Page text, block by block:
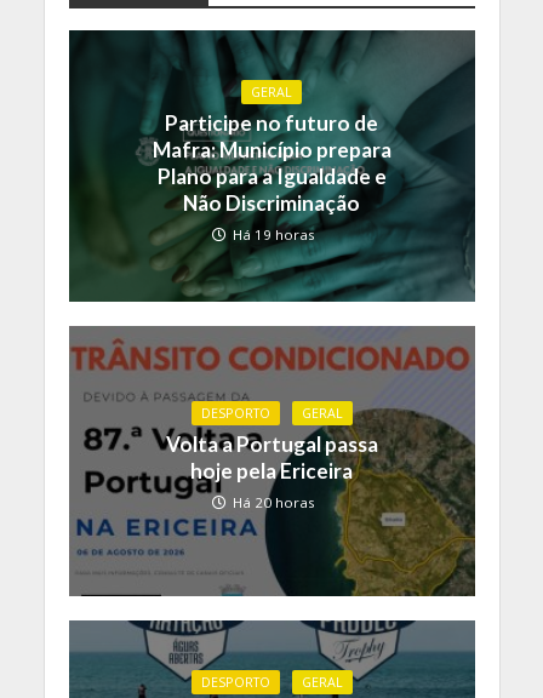
GERAL
Participe no futuro de
Mafra: Município prepara
Plano para a Igualdade e
Não Discriminação
Há 19 horas
DESPORTO GERAL
Volta a Portugal passa
hoje pela Ericeira
Há 20 horas
DESPORTO GERAL